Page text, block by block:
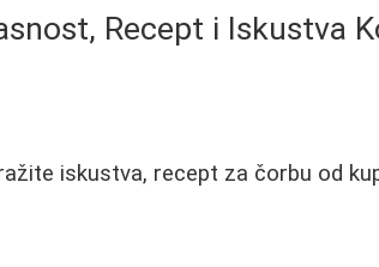
Recept i Iskustva
iskustva, recept za čorbu od